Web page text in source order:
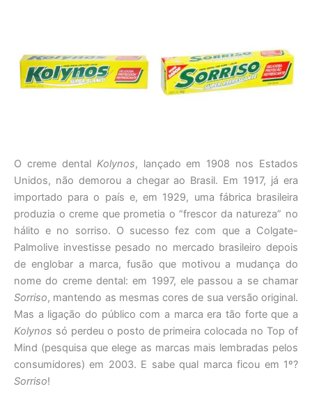
O creme dental Kolynos, lançado em 1908 nos Estados
Unidos, não demorou a chegar ao Brasil. Em 1917, já era
importado para o país e, em 1929, uma fábrica brasileira
produzia o creme que prometia o “frescor da natureza” no
hálito e no sorriso. O sucesso fez com que a Colgate-
Palmolive investisse pesado no mercado brasileiro depois
de englobar a marca, fusão que motivou a mudança do
nome do creme dental: em 1997, ele passou a se chamar
Sorriso, mantendo as mesmas cores de sua versão original.
Mas a ligação do público com a marca era tão forte que a
Kolynos só perdeu o posto de primeira colocada no Top of
Mind (pesquisa que elege as marcas mais lembradas pelos
consumidores) em 2003. E sabe qual marca ficou em 1º?
Sorriso!